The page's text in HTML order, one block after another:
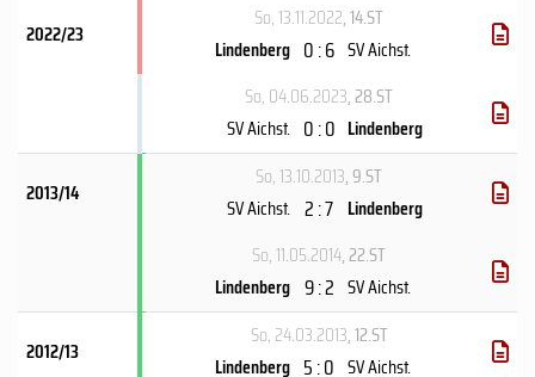
2022/23
So, 13.11.2022, 14.ST
Lindenberg 0 : 6 SV Aichst.
So, 04.06.2023, 28.ST
SV Aichst. 0 : 0 Lindenberg
2013/14
So, 13.10.2013, 9.ST
SV Aichst. 2 : 7 Lindenberg
So, 11.05.2014, 22.ST
Lindenberg 9 : 2 SV Aichst.
2012/13
So, 24.03.2013, 12.ST
Lindenberg 5 : 0 SV Aichst.